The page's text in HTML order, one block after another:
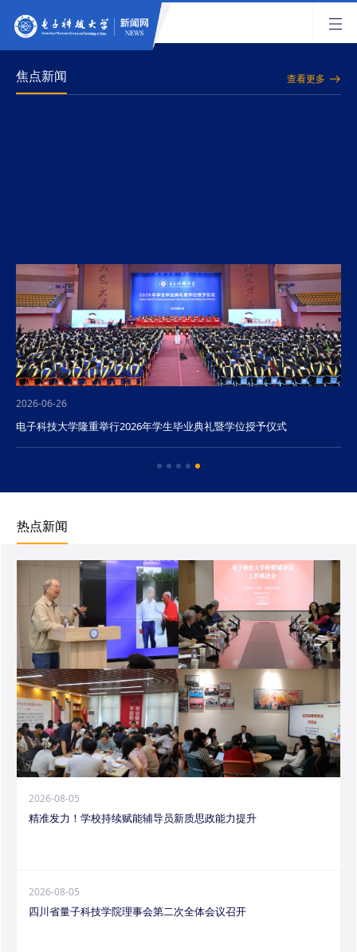
焦点新闻 查看更多
2026-06-26
电子科技大学隆重举行2026年学生毕业典礼暨学位授予仪式
热点新闻
2026-08-05
精准发力！学校持续赋能辅导员新质思政能力提升
2026-08-05
四川省量子科技学院理事会第二次全体会议召开